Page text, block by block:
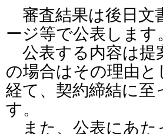
審査結果は後日文
ージ等で公表します
公表する内容は提
の場合はその理由
経て、契約締結に至
す。
また、公表にあた